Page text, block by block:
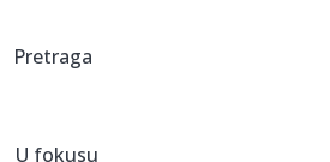
masti?
Pretraga
U fokusu